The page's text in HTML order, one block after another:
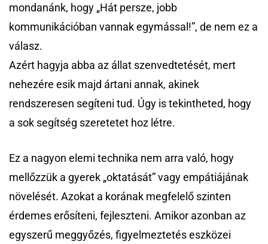
mondanánk, hogy „Hát persze, jobb
kommunikációban vannak egymással!”, de nem ez a
válasz.
Azért hagyja abba az állat szenvedtetését, mert
nehezére esik majd ártani annak, akinek
rendszeresen segíteni tud. Úgy is tekintheted, hogy
a sok segítség szeretetet hoz létre.
Ez a nagyon elemi technika nem arra való, hogy
mellőzzük a gyerek „oktatását” vagy empátiájának
növelését. Azokat a korának megfelelő szinten
érdemes erősíteni, fejleszteni. Amikor azonban az
egyszerű meggyőzés, figyelmeztetés eszközei